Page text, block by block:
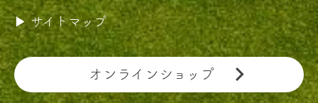
サイトマップ
オンラインショップ